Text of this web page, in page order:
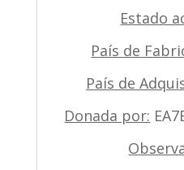
Estado
País de
País de
Donada por: